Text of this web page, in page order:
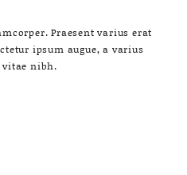
Praesent varius erat
ipsum augue, a varius
vitae nibh.